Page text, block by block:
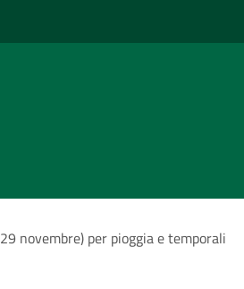
novembre) per pioggia e temporali